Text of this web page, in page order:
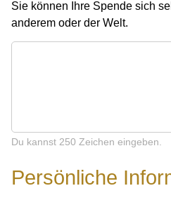
Sie können Ihre Spende sich
anderem oder der Welt.
Du kannst 250 Zeichen eingeben.
Persönliche